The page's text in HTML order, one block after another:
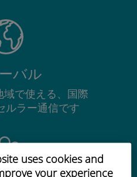
uses cookies and
your experience
バル
で使える、国際
ルラー通信です